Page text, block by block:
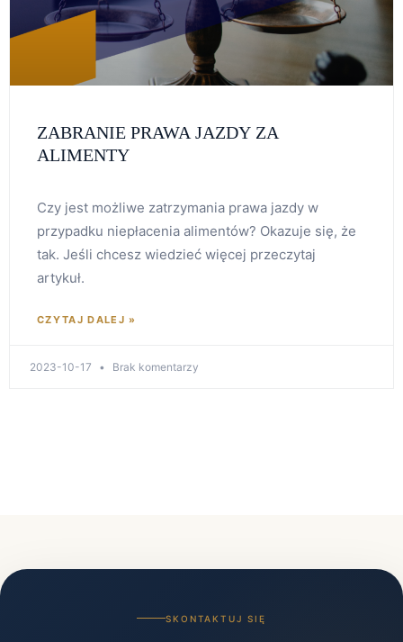
ZABRANIE PRAWA JAZDY ZA
ALIMENTY
Czy jest możliwe zatrzymania prawa jazdy w
przypadku niepłacenia alimentów? Okazuje się, że
tak. Jeśli chcesz wiedzieć więcej przeczytaj
artykuł.
CZYTAJ DALEJ »
2023-10-17 Brak komentarzy
SKONTAKTUJ SIĘ